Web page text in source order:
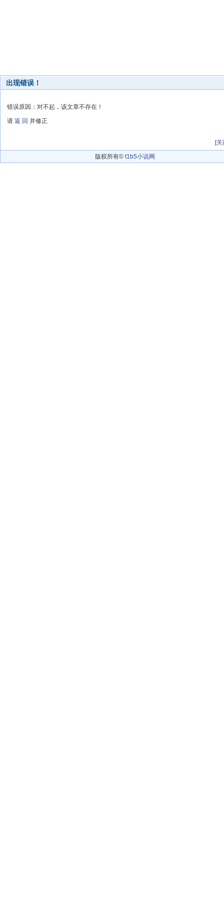
出现错误！
错误原因：对不起，该文章不存在！
请 返 回 并修正
[关
版权所有© t1b5小说网